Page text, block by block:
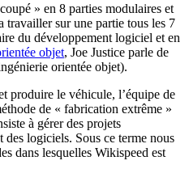
» en 8 parties modulaires et
travailler sur une partie tous les 7
du développement logiciel et en
objet, Joe Justice parle de
orientée objet).
produire le véhicule, l’équipe de
de « fabrication extrême »
à gérer des projets
des logiciels. Sous ce terme nous
dans lesquelles Wikispeed est